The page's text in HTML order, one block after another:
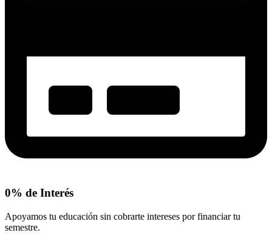
0% de Interés
Apoyamos tu educación sin cobrarte intereses por financiar tu
semestre.